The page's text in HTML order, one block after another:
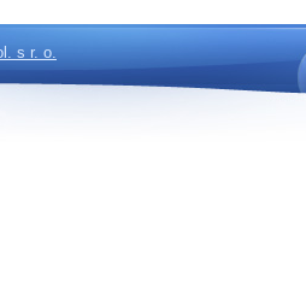
s r. o.